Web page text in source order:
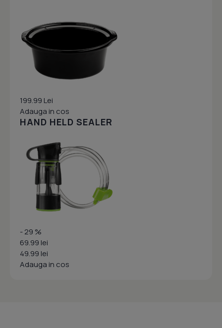
199.99 Lei
Adauga in cos
HAND HELD SEALER
- 29 %
69.99 lei
49.99 lei
Adauga in cos